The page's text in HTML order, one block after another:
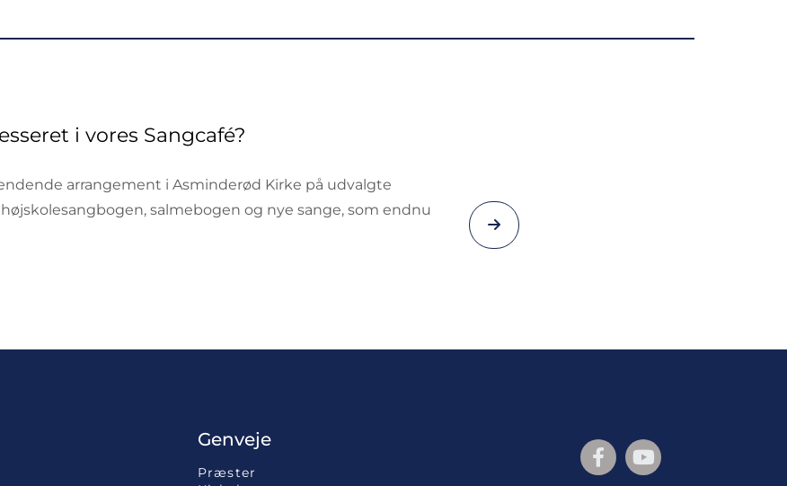
i vores Sangcafé?
arrangement i Asminderød Kirke på udvalgte
salmebogen og nye sange, som endnu
Genveje
Præster